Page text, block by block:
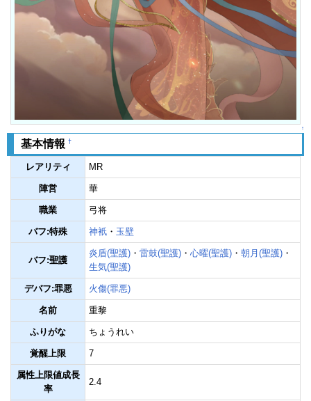
↑
基本情報 †
レアリティ MR
陣営 華
職業 弓将
バフ:特殊 神衹 ・ 玉壁
バフ:聖護
炎盾(聖護) ・ 雷鼓(聖護) ・ 心曜(聖護) ・ 朝月(聖護) ・
生気(聖護)
デバフ:罪悪 火傷(罪悪)
名前 重黎
ふりがな ちょうれい
覚醒上限 7
属性上限値成長
率
2.4